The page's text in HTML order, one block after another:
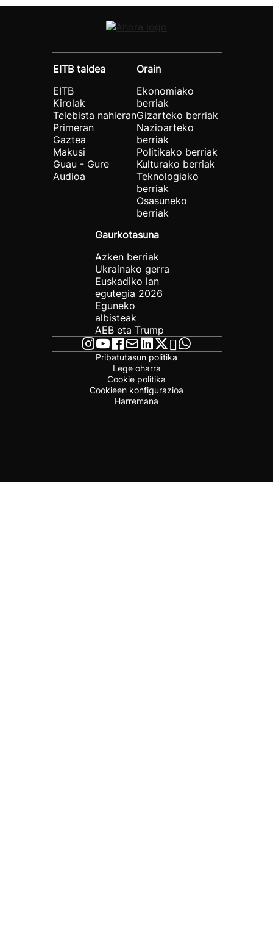
EITB taldea
EITB
Kirolak
Telebista nahieran
Primeran
Gaztea
Makusi
Guau - Gure
Audioa
Orain
Ekonomiako
berriak
Gizarteko berriak
Nazioarteko
berriak
Politikako berriak
Kulturako berriak
Teknologiako
berriak
Osasuneko
berriak
Gaurkotasuna
Azken berriak
Ukrainako gerra
Euskadiko lan
egutegia 2026
Eguneko
albisteak
AEB eta Trump
Pribatutasun politika
Lege oharra
Cookie politika
Cookieen konfigurazioa
Harremana